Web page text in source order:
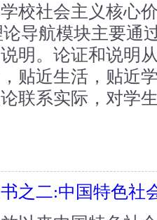
学校社会主义核心
导航模块主要通
明。论证和说明
贴近生活，贴近
联系实际，对学
之二:中国特色社